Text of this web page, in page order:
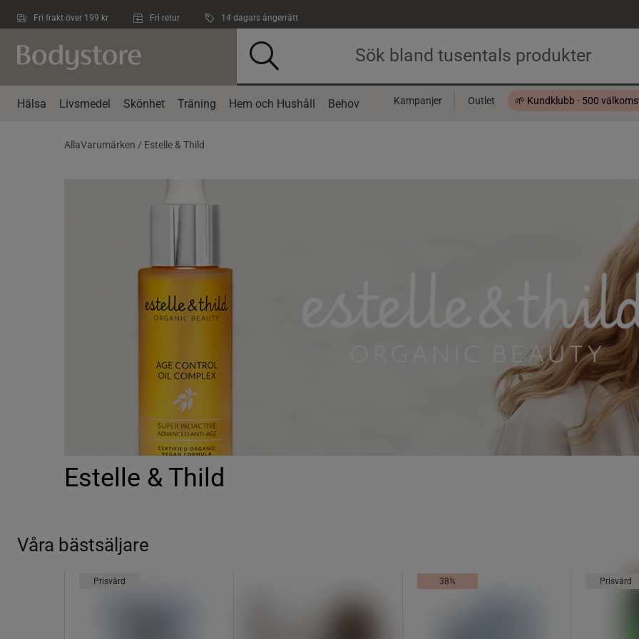
Fri frakt över 199 kr Fri retur 14 dagars ångerrätt
Hälsa Livsmedel Skönhet Träning Hem och Hushåll Behov Kampanjer Outlet 🌱 Kundklubb - 500
AllaVarumärken / Estelle & Thild
Estelle & Thild
Våra bästsäljare
Prisvärd 38% Prisvärd